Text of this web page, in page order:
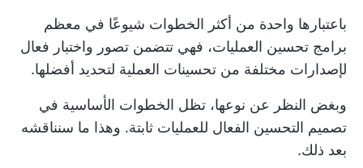
باعتبارها واحدة من أكثر الخطوات شيوعًا في معظم
برامج تحسين العمليات، فهي تتضمن تصور واختبار فعال
لإصدارات مختلفة من تحسينات العملية لتحديد أفضلها.
وبغض النظر عن نوعها، تظل الخطوات الأساسية في
تصميم التحسين الفعال للعمليات ثابتة. وهذا ما سنناقشه
بعد ذلك.